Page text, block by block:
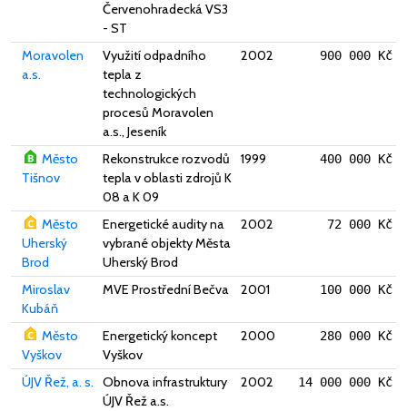
Červenohradecká VS3
- ST
Moravolen
a.s.
Využití odpadního
tepla z
technologických
procesů Moravolen
a.s., Jeseník
2002 900 000 Kč
Město
Tišnov
Rekonstrukce rozvodů
tepla v oblasti zdrojů K
08 a K 09
1999 400 000 Kč
Město
Uherský
Brod
Energetické audity na
vybrané objekty Města
Uherský Brod
2002 72 000 Kč
Miroslav
Kubáň
MVE Prostřední Bečva 2001 100 000 Kč
Město
Vyškov
Energetický koncept
Vyškov
2000 280 000 Kč
ÚJV Řež, a. s.
Obnova infrastruktury
ÚJV Řež a.s.
2002 14 000 000 Kč